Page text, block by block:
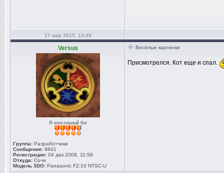
27 мар 2015, 13:49
Versus
Я консольный бог
Группа: Разработчики
Сообщения: 9841
Регистрация: 04 дек 2009, 11:59
Откуда: Сочи
Модель 3DO: Panasonic FZ-10 NTSC-U
Весёлые картинки
Присмотрелся. Кот еще и спал.